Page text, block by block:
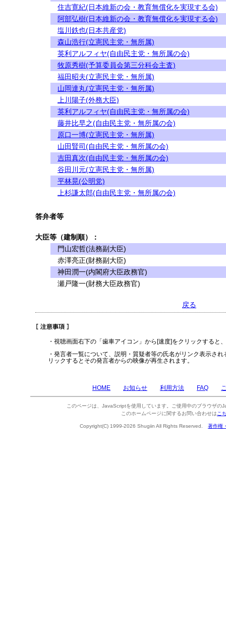
住吉寛紀(日本維新の会・教育無償化を実現する会)
阿部弘樹(日本維新の会・教育無償化を実現する会)
塩川鉄也(日本共産党)
森山浩行(立憲民主党・無所属)
英利アルフィヤ(自由民主党・無所属の会)
牧原秀樹(予算委員会第三分科会主査)
福田昭夫(立憲民主党・無所属)
山岡達丸(立憲民主党・無所属)
上川陽子(外務大臣)
英利アルフィヤ(自由民主党・無所属の会)
藤井比早之(自由民主党・無所属の会)
原口一博(立憲民主党・無所属)
山田賢司(自由民主党・無所属の会)
吉田真次(自由民主党・無所属の会)
谷田川元(立憲民主党・無所属)
平林晃(公明党)
上杉謙太郎(自由民主党・無所属の会)
答弁者等
大臣等（建制順）：
門山宏哲(法務副大臣)
赤澤亮正(財務副大臣)
神田潤一(内閣府大臣政務官)
瀬戸隆一(財務大臣政務官)
戻る
・視聴画面右下の「歯車アイコン」から[速度]をクリックすると
・発言者一覧について、説明・質疑者等の氏名がリンク表示さ
リックするとその発言者からの映像が再生されます。
HOME お知らせ 利用方法 FAQ
このページは、JavaScriptを使用しています。ご使用中のブラウザの
このホームページに関するお問い合わせは こ
Copyright(C) 1999-2026 Shugiin All Rights Reserved. 著作権